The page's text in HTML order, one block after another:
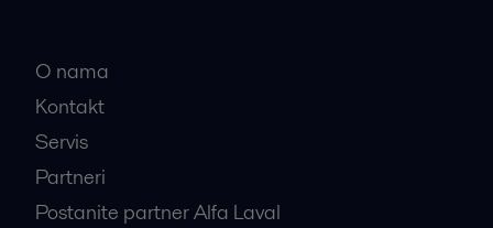
O nama
Kontakt
Servis
Partneri
Postanite partner Alfa Laval